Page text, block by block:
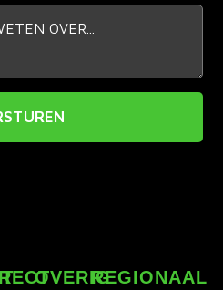
OVERIGREGIONAAL